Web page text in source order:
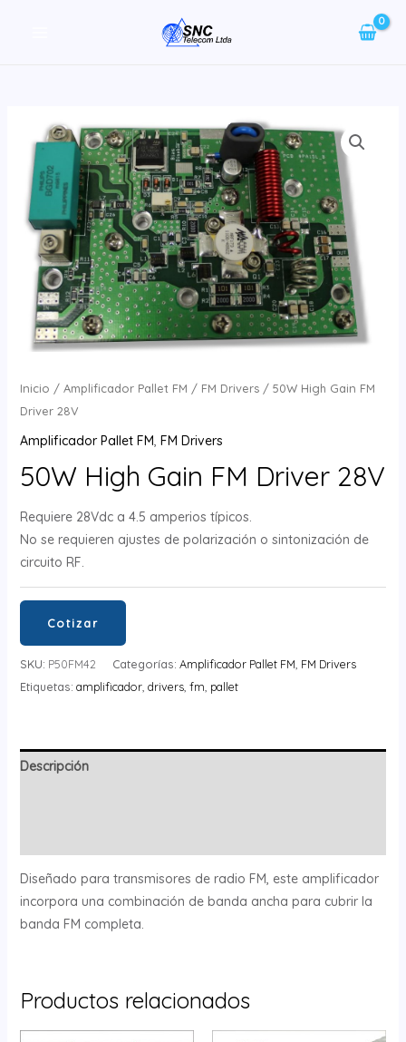
Inicio / Amplificador Pallet FM / FM Drivers/ 50W High Gain FM
Driver 28V
Amplificador Pallet FM, FM Drivers
50W High Gain FM Driver 28V
Requiere 28Vdc a 4.5 amperios típicos.
No se requieren ajustes de polarización o sintonización de
circuito RF.
Cotizar
SKU: P50FM42 Categorías: Amplificador Pallet FM FM Drivers
Etiquetas: amplificador, drivers, fm pallet
Descripción
Diseñado para transmisores de radio FM, este amplificador
incorpora una combinación de banda ancha para cubrir la
banda FM completa.
Productos relacionados